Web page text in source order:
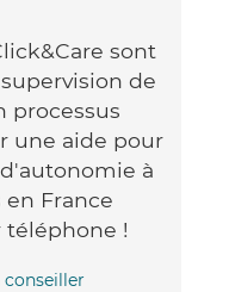
sont
de
processus
une aide pour
à
en France
téléphone !
conseiller